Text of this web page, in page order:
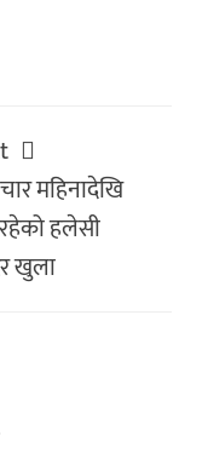
महिनादेखि
हलेसी
खुला